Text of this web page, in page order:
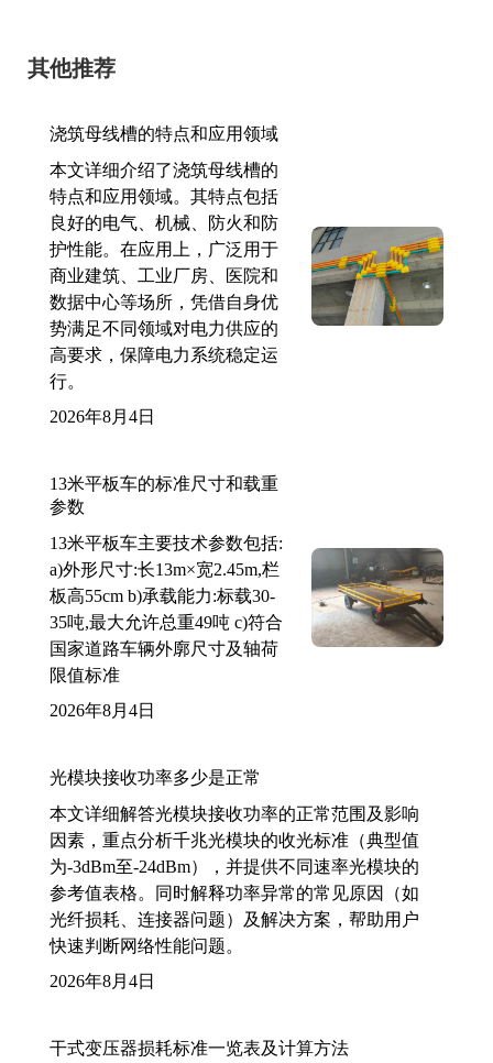
其他推荐
浇筑母线槽的特点和应用领域
本文详细介绍了浇筑母线槽的
特点和应用领域。其特点包括
良好的电气、机械、防火和防
护性能。在应用上，广泛用于
商业建筑、工业厂房、医院和
数据中心等场所，凭借自身优
势满足不同领域对电力供应的
高要求，保障电力系统稳定运
行。
2026年8月4日
13米平板车的标准尺寸和载重
参数
13米平板车主要技术参数包括:
a)外形尺寸:长13m×宽2.45m,栏
板高55cm b)承载能力:标载30-
35吨,最大允许总重49吨 c)符合
国家道路车辆外廓尺寸及轴荷
限值标准
2026年8月4日
光模块接收功率多少是正常
本文详细解答光模块接收功率的正常范围及影响
因素，重点分析千兆光模块的收光标准（典型值
为-3dBm至-24dBm），并提供不同速率光模块的
参考值表格。同时解释功率异常的常见原因（如
光纤损耗、连接器问题）及解决方案，帮助用户
快速判断网络性能问题。
2026年8月4日
干式变压器损耗标准一览表及计算方法